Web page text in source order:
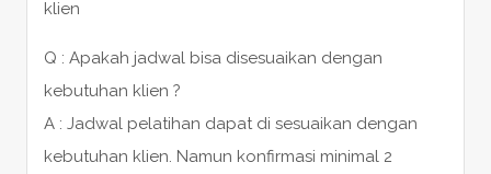
klien
Q : Apakah jadwal bisa disesuaikan dengan
kebutuhan klien ?
A : Jadwal pelatihan dapat di sesuaikan dengan
kebutuhan klien. Namun konfirmasi minimal 2